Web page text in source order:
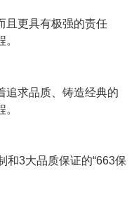
且更具有极强的责任
追求品质、铸造经典的
和3大品质保证的“663保